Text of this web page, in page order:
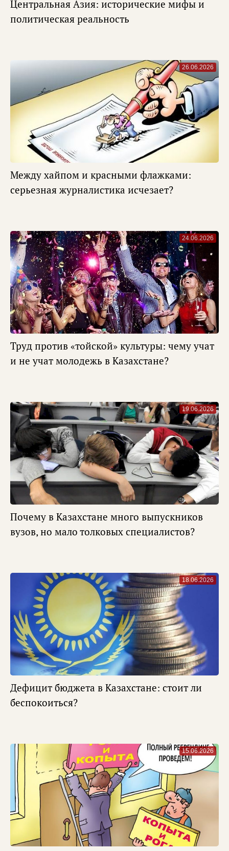
Центральная Азия: исторические мифы и
политическая реальность
Между хайпом и красными флажками:
серьезная журналистика исчезает?
26.06.2026
Труд против «тойской» культуры: чему учат
и не учат молодежь в Казахстане?
24.06.2026
Почему в Казахстане много выпускников
вузов, но мало толковых специалистов?
19.06.2026
Дефицит бюджета в Казахстане: стоит ли
беспокоиться?
18.06.2026
15.06.2026